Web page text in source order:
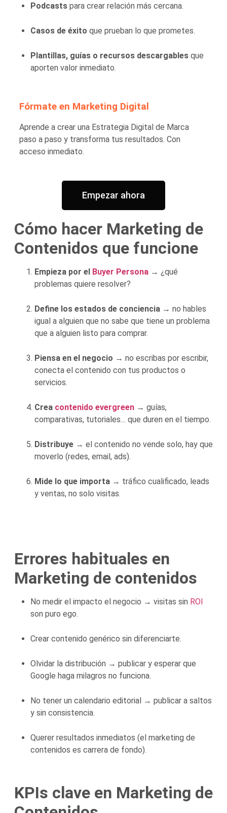
Podcastspara crear relación más cercana.
Casos de éxito que prueban lo que prometes.
Plantillas, guías o recursos descargablesque
aporten valor inmediato.
Fórmate en Marketing Digital
Aprende a crear una Estrategia Digital de Marca
paso a paso y transforma tus resultados. Con
acceso inmediato.
Empezar ahora
Cómo hacer Marketing de
Contenidos que funcione
Empieza por el Buyer Persona→ ¿qué
problemas quiere resolver?
Define los estados de conciencia→ no hables
igual a alguien que no sabe que tiene un problema
que a alguien listo para comprar.
Piensa en el negocio → no escribas por escribir,
conecta el contenido con tus productos o
servicios.
Crea contenido evergreen→ guías,
comparativas, tutoriales… que duren en el tiempo.
Distribuye→ el contenido no vende solo, hay que
moverlo (redes, email, ads).
Mide lo que importa→ tráfico cualificado, leads
y ventas, no solo visitas.
Errores habituales en
Marketing de contenidos
No medir el impacto el negocio → visitas sin ROI
son puro ego.
Crear contenido genérico sin diferenciarte.
Olvidar la distribución → publicar y esperar que
Google haga milagros no funciona.
No tener un calendario editorial → publicar a saltos
y sin consistencia.
Querer resultados inmediatos (el marketing de
contenidos es carrera de fondo).
KPIs clave en Marketing de